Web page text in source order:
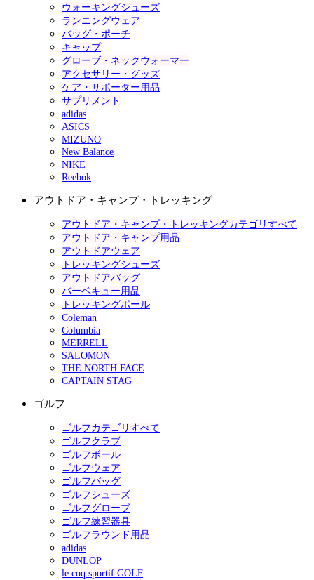
ウォーキングシューズ
ランニングウェア
バッグ・ポーチ
キャップ
グローブ・ネックウォーマー
アクセサリー・グッズ
ケア・サポーター用品
サプリメント
adidas
ASICS
MIZUNO
New Balance
NIKE
Reebok
アウトドア・キャンプ・トレッキング
アウトドア・キャンプ・トレッキングカテゴリすべて
アウトドア・キャンプ用品
アウトドアウェア
トレッキングシューズ
アウトドアバッグ
バーベキュー用品
トレッキングポール
Coleman
Columbia
MERRELL
SALOMON
THE NORTH FACE
CAPTAIN STAG
ゴルフ
ゴルフカテゴリすべて
ゴルフクラブ
ゴルフボール
ゴルフウェア
ゴルフバッグ
ゴルフシューズ
ゴルフグローブ
ゴルフ練習器具
ゴルフラウンド用品
adidas
DUNLOP
le coq sportif GOLF